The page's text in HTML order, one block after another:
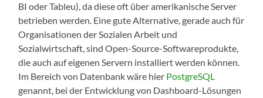
BI oder Tableu), da diese oft über amerikanische Server
betrieben werden. Eine gute Alternative, gerade auch für
Organisationen der Sozialen Arbeit und
Sozialwirtschaft, sind Open-Source-Softwareprodukte,
die auch auf eigenen Servern installiert werden können.
Im Bereich von Datenbank wäre hier PostgreSQL
genannt, bei der Entwicklung von Dashboard-Lösungen